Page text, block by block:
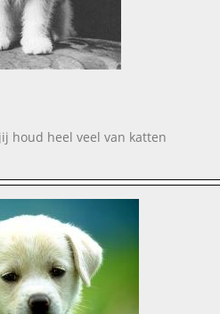
houd heel veel van katten